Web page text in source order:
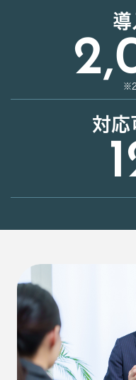
導
対応